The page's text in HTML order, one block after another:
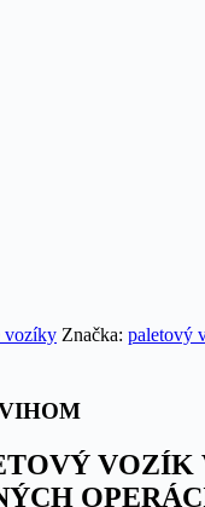
vozíky Značka: paletový